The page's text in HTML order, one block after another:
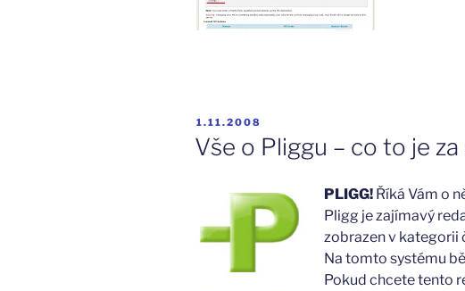
PUBLIKOVÁNO
1.11.2008
Vše o Pliggu – co to je
PLIGG! Říká Vám o
Pligg je zajímavý
zobrazen v kategorii
Na tomto systému
Pokud chcete tento